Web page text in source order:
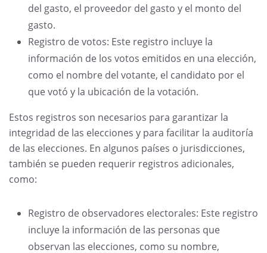
del gasto, el proveedor del gasto y el monto del
gasto.
Registro de votos: Este registro incluye la
información de los votos emitidos en una elección,
como el nombre del votante, el candidato por el
que votó y la ubicación de la votación.
Estos registros son necesarios para garantizar la
integridad de las elecciones y para facilitar la auditoría
de las elecciones. En algunos países o jurisdicciones,
también se pueden requerir registros adicionales,
como:
Registro de observadores electorales: Este registro
incluye la información de las personas que
observan las elecciones, como su nombre,